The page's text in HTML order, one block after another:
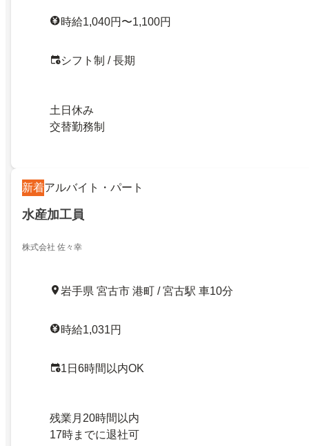
時給1,040円〜1,100円
シフト制 / 長期
土日休み
交替勤務制
新着アルバイト・パート
水産加工員
株式会社 佐々幸
岩手県 宮古市 港町 / 宮古駅 車10分
時給1,031円
1日6時間以内OK
残業月20時間以内
17時までに退社可